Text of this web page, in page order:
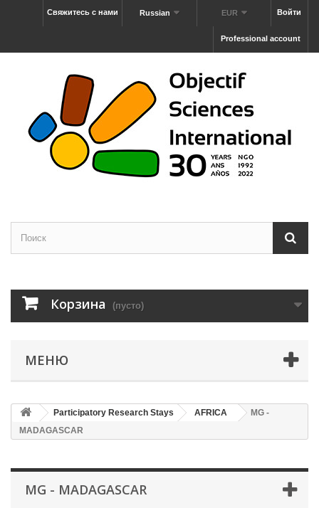
Войти
EUR
Russian
Свяжитесь с нами
Professional account
Корзина (пусто)
МЕНЮ
Participatory Research Stays AFRICA
MG -
MADAGASCAR
MG - MADAGASCAR